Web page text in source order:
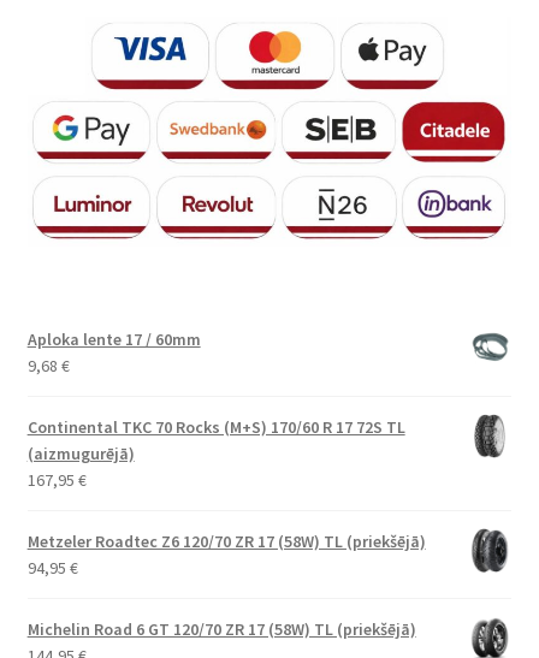
Aploka lente 17 / 60mm
9,68 €
Continental TKC 70 Rocks (M+S) 170/60 R 17 72S TL
(aizmugurējā)
167,95 €
Metzeler Roadtec Z6 120/70 ZR 17 (58W) TL (priekšējā)
94,95 €
Michelin Road 6 GT 120/70 ZR 17 (58W) TL (priekšējā)